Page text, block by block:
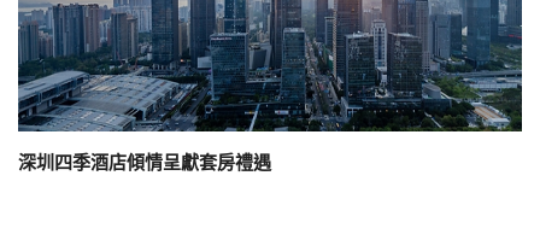
深圳四季酒店傾情呈獻套房禮遇